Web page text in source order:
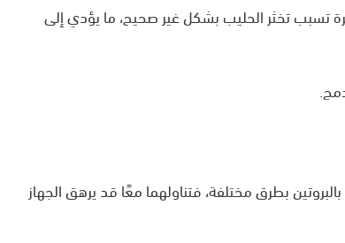
تسبب تخثر الحليب بشكل غير صحيح، ما يؤدي إلى
بطرق مختلفة، فتناولهما معًا قد يرهق الجهاز